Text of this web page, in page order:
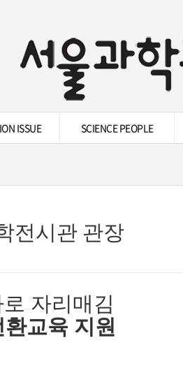
ISSUE SCIENCE PEOPLE
전시관 관장
자리매김
교육 지원